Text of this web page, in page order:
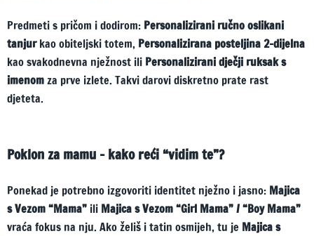
Predmeti s pričom i dodirom: Personalizirani ručno oslikani
tanjurkao obiteljski totem, Personalizirana posteljina 2-dijelna
kao svakodnevna nježnost ili Personalizirani dječji ruksak s
imenomza prve izlete. Takvi darovi diskretno prate rast
djeteta.
Poklon za mamu – kako reći “vidim te”?
Ponekad je potrebno izgovoriti identitet nježno i jasno: Majica
s Vezom “Mama” ili Majica s Vezom “Girl Mama” / “Boy Mama”
vraća fokus na nju. Ako želiš i tatin osmijeh, tu je Majica s